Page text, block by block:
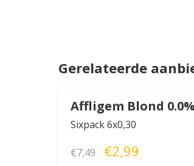
Gerelateerde
Affligem Blond 0.0%
Sixpack 6x0,30
€7,49 €2,99